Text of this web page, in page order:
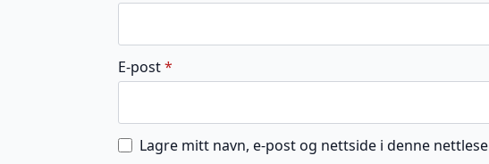
E-post*
Lagre mitt navn, e-post og nettside i denne